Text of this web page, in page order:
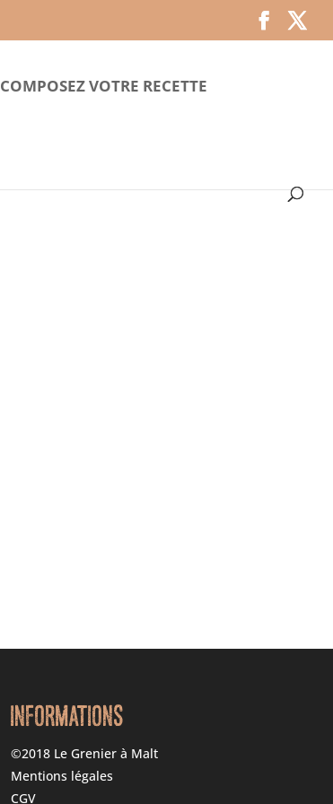
COMPOSEZ VOTRE RECETTE
INFORMATIONS
©2018 Le Grenier à Malt
Mentions légales
CGV